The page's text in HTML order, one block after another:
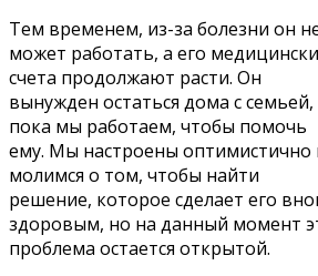
Тем временем, из-за болезни он
может работать, а его
счета продолжают расти. Он
вынужден остаться дома с семьей,
пока мы работаем, чтобы помочь
ему. Мы настроены оптимистично
молимся о том, чтобы найти
решение, которое сделает его
здоровым, но на данный момент
проблема остается открытой.